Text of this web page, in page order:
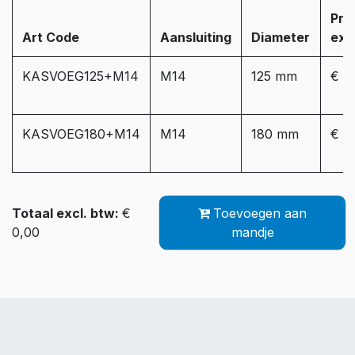
Art Code Aansluiting Diameter
KASVOEG125+M14 M14 125 mm €
KASVOEG180+M14 M14 180 mm €
Totaal excl. btw: €
0,00
Toevoegen aan
mandje